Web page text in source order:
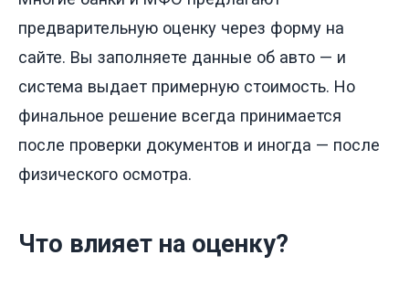
предварительную оценку через форму на
сайте. Вы заполняете данные об авто — и
система выдает примерную стоимость. Но
финальное решение всегда принимается
после проверки документов и иногда — после
физического осмотра.
Что влияет на оценку?